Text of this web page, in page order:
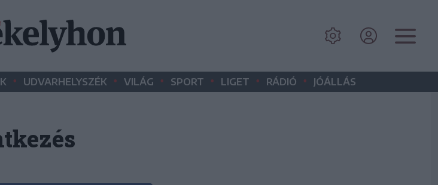
• UDVARHELYSZÉK • VILÁG • SPORT • LIGET • RÁDIÓ • JÓÁLLÁS